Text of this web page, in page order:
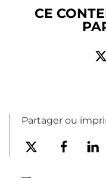
CE
Partager ou